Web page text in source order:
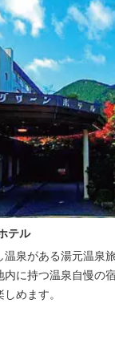
テル
泉がある湯元温泉
に持つ温泉自慢の
めます。